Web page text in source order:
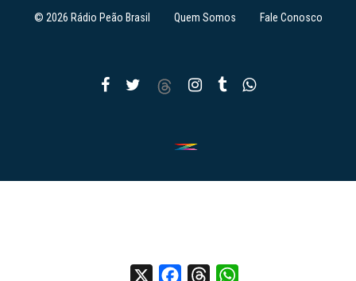
© 2026 Rádio Peão Brasil Quem Somos Fale Conosco
X FacebookThreadsWhatsApp